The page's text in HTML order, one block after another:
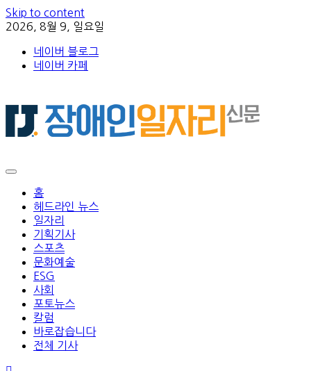
Skip to content
2026, 8월 9, 일요일
네이버 블로그
네이버 카페
홈
헤드라인 뉴스
일자리
기획기사
스포츠
문화예술
ESG
사회
포토뉴스
칼럼
바로잡습니다
전체 기사